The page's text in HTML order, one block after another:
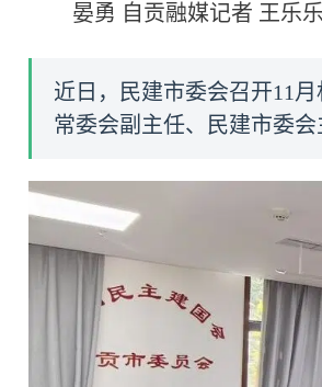
晏勇 自贡融媒记者 王乐乐
近日，民建市委会召开11
常委会副主任、民建市委